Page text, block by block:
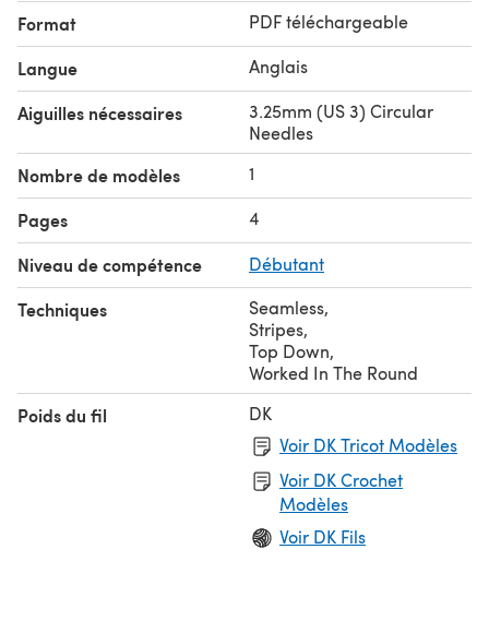
Format PDF téléchargeable
Langue Anglais
Aiguilles nécessaires
3.25mm (US 3) Circular
Needles
Nombre de modèles 1
Pages 4
Niveau de compétence Débutant
Techniques Seamless,
Stripes,
Top Down,
Worked In The Round
Poids du fil
DK
Voir DK Tricot Modèles
Voir DK Crochet
Modèles
Voir DK Fils